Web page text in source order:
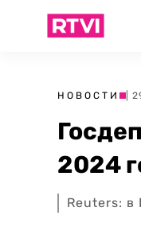
НОВОСТИ |
2024
Reuters: в